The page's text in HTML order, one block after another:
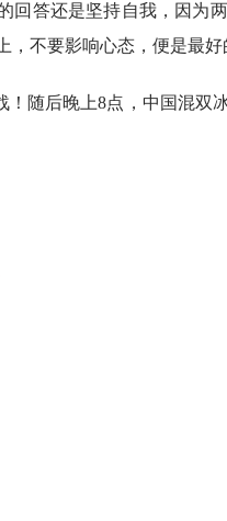
答还是坚持自我，因为
，不要影响心态，便是最好
随后晚上8点，中国混双